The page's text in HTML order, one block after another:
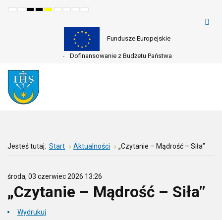
Default
NightHighHighHighSetSetMake
readable
Set
Fundusze Europejskie
Dofinansowanie z Budżetu Państwa
Jesteś tutaj: Start Aktualności „Czytanie – Mądrość – Siła”
środa, 03 czerwiec 2026 13:26
„Czytanie – Mądrość – Siła”
Wydrukuj